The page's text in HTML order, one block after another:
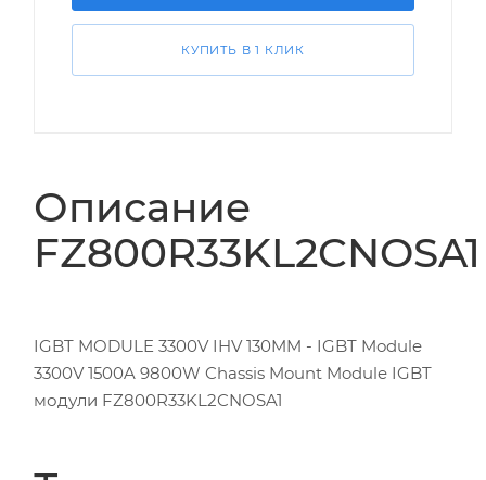
КУПИТЬ В 1 КЛИК
Описание
FZ800R33KL2CNOSA1
IGBT MODULE 3300V IHV 130MM - IGBT Module
3300V 1500A 9800W Chassis Mount Module IGBT
модули FZ800R33KL2CNOSA1